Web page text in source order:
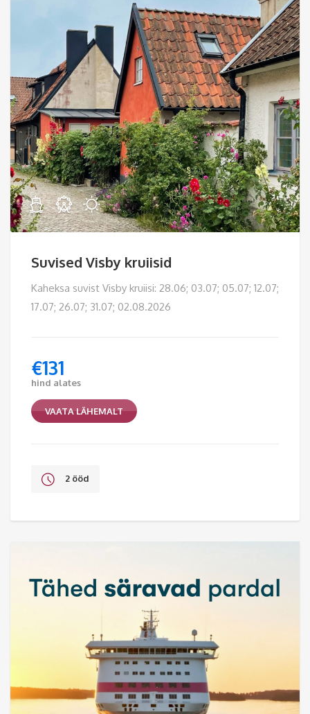
Suvised Visby kruiisid
Kaheksa suvist Visby kruiisi: 28.06; 03.07; 05.07; 12.07;
17.07; 26.07; 31.07; 02.08.2026
€131
hind alates
VAATA LÄHEMALT
2 ööd